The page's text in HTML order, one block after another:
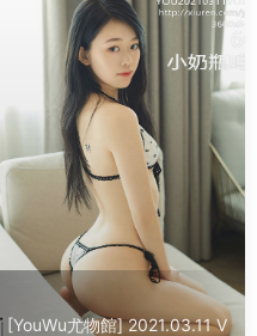
[YouWu尤物館] 2021.03.11 V